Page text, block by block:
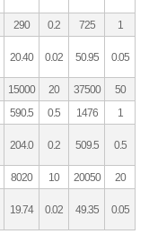
290 0.2 725 1
20.40 0.02 50.95 0.05
15000 20 37500
50
590.5 0.5 1476
1
204.0 0.2 509.5 0.5
8020 10 20050
20
19.74 0.02 49.35 0.05